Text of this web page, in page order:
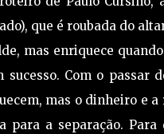
que é roubada do
mas enriquece
sucesso. Com o passar
mas o dinheiro e
para a separação.